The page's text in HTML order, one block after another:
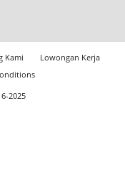
Kami
Lowongan Kerja
2025